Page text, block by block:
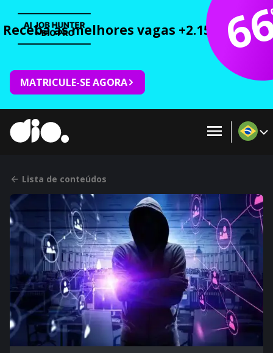
Receba as melhores vagas +2.150 cursos
MATRICULE-SE AGORA
Lista de conteúdos